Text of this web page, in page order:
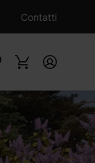
Contatti